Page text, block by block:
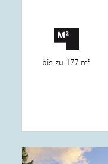
bis zu 177 m²